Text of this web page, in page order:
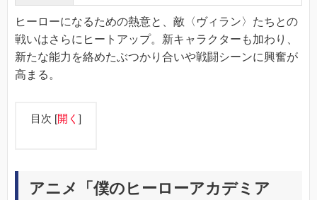
ヒーローになるための熱意と、敵〈ヴィラン〉たちとの
戦いはさらにヒートアップ。新キャラクターも加わり、
新たな能力を絡めたぶつかり合いや戦闘シーンに興奮が
高まる。
目次 [開く ]
アニメ「僕のヒーローアカデミア